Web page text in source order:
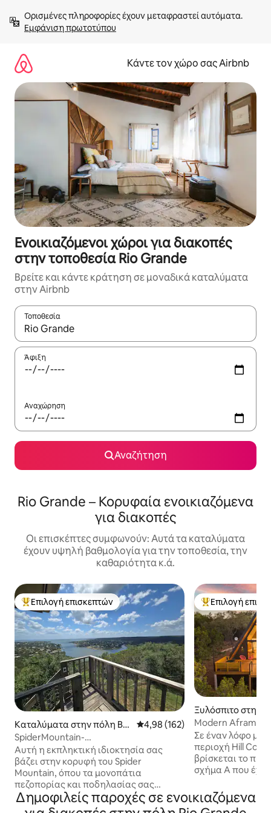
στο
περιεχόμενοΕμφάνιση πρωτοτύπου
Κάντε τον χώρο σας Airbnb
Ενοικιαζόμενοι χώροι για διακοπές
στην τοποθεσία Rio Grande
Βρείτε και κάντε κράτηση σε μοναδικά καταλύματα
στην Airbnb
Τοποθεσία
Όταν τα αποτελέσματα είναι διαθέσιμα, μπορείτε να
Άφιξη
Αναχώρηση
Αναζήτηση
Rio Grande – Κορυφαία ενοικιαζόμενα
για διακοπές
Οι επισκέπτες συμφωνούν: Αυτά τα καταλύματα
έχουν υψηλή βαθμολογία για την τοποθεσία, την
καθαριότητα κ.ά.
Κορυφαία επιλογή επισκεπτών
Επιλογή επισκεπτών
Καταλύματα στην πόλη Bur
net
Μέση βαθμολογία: 4,98 στα 5,
4,98 (162)
SpiderMountain-
2Υπνοδωμάτια/2Μπάνια-Υδρομασάζ-
Δωμάτιο παιχνιδιών.
Αυτή η εκπληκτική ιδιοκτησία σας
βάζει στην κορυφή του Spider
Mountain, όπου τα μονοπάτια
πεζοπορίας και ποδηλασίας σας
περιμένουν ακριβώς έξω από την
πόρτα σας και τη θέα της λίμνης
Κορυφαία
Επιλογή
Ξυλόσπιτο στην
berley
Modern Aframe
**τζακούζι &
Σε έναν λόφο με
περιοχή Hill
βρίσκεται το πιο
σχήμα Α που
και
χώρος είναι
Δημοφιλείς παροχές σε ενοικιαζόμενα